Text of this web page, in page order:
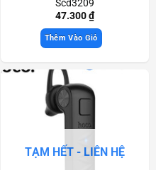
Scd3209
47.300₫
Thêm Vào Giỏ
TẠM HẾT - LIÊN HỆ